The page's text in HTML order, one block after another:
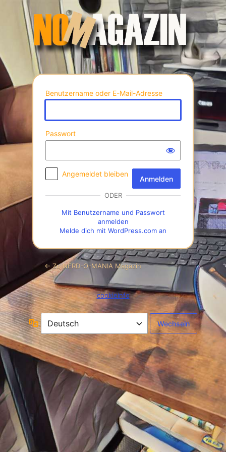
Anmelden
Benutzername oder E-Mail-Adresse
Passwort
Angemeldet bleiben
ODER
Mit Benutzername und Passwort
anmelden
Melde dich mit WordPress.com an
← Zu NERD-O-MANIA Magazin
cookieinfo
Sprache